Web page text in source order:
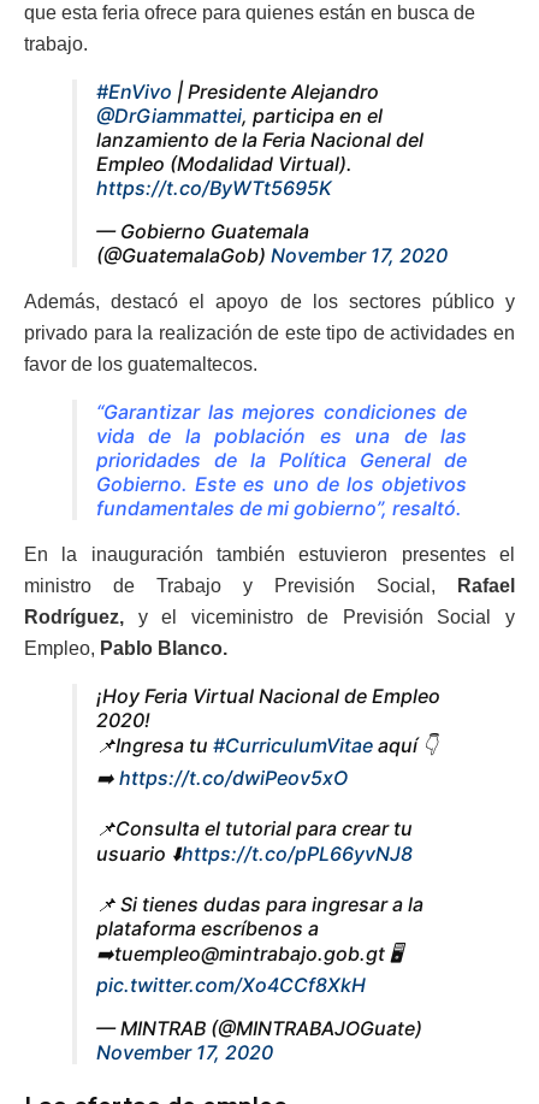
que esta feria ofrece para quienes están en busca de
trabajo.
#EnVivo | Presidente Alejandro
@DrGiammattei, participa en el
lanzamiento de la Feria Nacional del
Empleo (Modalidad Virtual).
https://t.co/ByWTt5695K
— Gobierno Guatemala
(@GuatemalaGob) November 17, 2020
Además, destacó el apoyo de los sectores público y
privado para la realización de este tipo de actividades en
favor de los guatemaltecos.
“Garantizar las mejores condiciones de
vida de la población es una de las
prioridades de la Política General de
Gobierno. Este es uno de los objetivos
fundamentales de mi gobierno”, resaltó.
En la inauguración también estuvieron presentes el
ministro de Trabajo y Previsión Social,
Rafael
Rodríguez, y el viceministro de Previsión Social y
Empleo, Pablo Blanco.
¡Hoy Feria Virtual Nacional de Empleo
2020!
📌Ingresa tu #CurriculumVitae aquí 👇
➡️ https://t.co/dwiPeov5xO
📌Consulta el tutorial para crear tu
usuario ⬇️https://t.co/pPL66yvNJ8
📌 Si tienes dudas para ingresar a la
plataforma escríbenos a
➡️tuempleo@mintrabajo.gob.gt 🖥️
pic.twitter.com/Xo4CCf8XkH
— MINTRAB (@MINTRABAJOGuate)
November 17, 2020